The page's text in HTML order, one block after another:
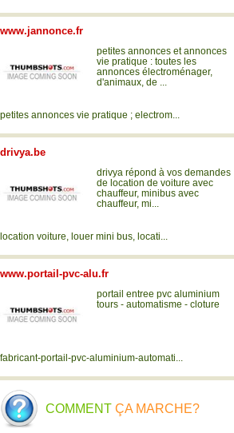
www.jannonce.fr
petites annonces et annonces
vie pratique : toutes les
annonces électroménager,
d'animaux, de ...
petites annonces vie pratique ; electrom...
drivya.be
drivya répond à vos demandes
de location de voiture avec
chauffeur, minibus avec
chauffeur, mi...
location voiture, louer mini bus, locati...
www.portail-pvc-alu.fr
portail entree pvc aluminium
tours - automatisme - cloture
fabricant-portail-pvc-aluminium-automati...
COMMENT ÇA MARCHE?